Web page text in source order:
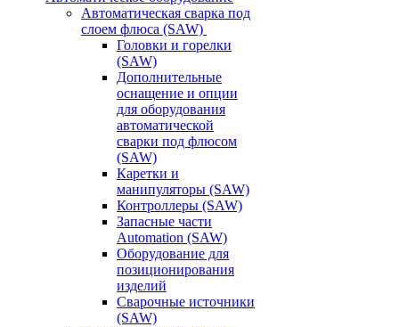
Автоматическая сварка под
слоем флюса (SAW)
Головки и горелки
(SAW)
Дополнительные
оснащение и опции
для оборудования
автоматической
сварки под флюсом
(SAW)
Каретки и
манипуляторы (SAW)
Контроллеры (SAW)
Запасные части
Automation (SAW)
Оборудование для
позиционирования
изделий
Сварочные источники
(SAW)